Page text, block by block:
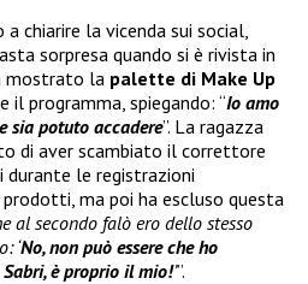
chiarire la vicenda sui social,
sorpresa quando si è rivista in
mostrato la palette di Make Up
programma, spiegando: “Io amo
sia potuto accadere”. La ragazza
di aver scambiato il correttore
durante le registrazioni
ma poi ha escluso questa
al secondo falò ero dello stesso
‘No, non può essere che ho
è proprio il mio!’”.